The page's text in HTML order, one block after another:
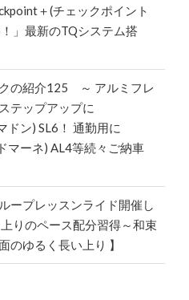
＋(チェックポイント
」最新のTQシステム搭
の紹介125 ～ アルミフレ
テップアップに
ドン) SL6！ 通勤用に
マーネ) AL4等続々ご納車
ープレッスンライド開催し
りのペース配分習得～和束
のゆるく長い上り 】